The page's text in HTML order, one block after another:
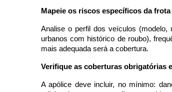
Mapeie os riscos específicos da frota
Analise o perfil dos veículos (modelo,
urbanos com histórico de roubo),
mais adequada será a cobertura.
Verifique as coberturas obrigatórias
A apólice deve incluir, no mínimo: